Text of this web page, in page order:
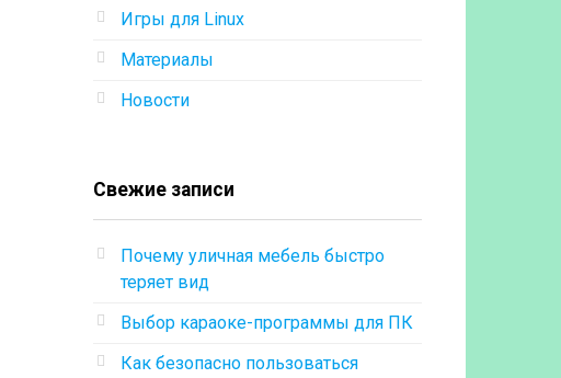
Игры для Linux
Материалы
Новости
Свежие записи
Почему уличная мебель быстро
теряет вид
Выбор караоке-программы для ПК
Как безопасно пользоваться